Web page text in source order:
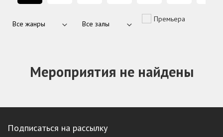
Премьера
Мероприятия не найдены
Подписаться на рассылку